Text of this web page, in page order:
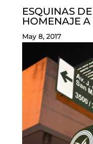
ESQUINAS
HOMENAJE
May 8, 2017